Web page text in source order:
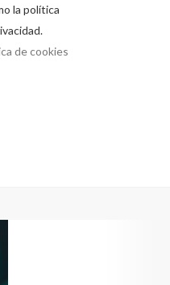
la política
de cookies